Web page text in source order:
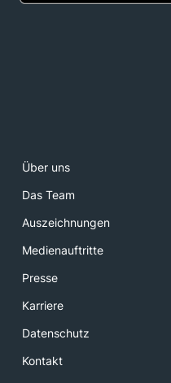
Über uns
Das Team
Auszeichnungen
Medienauftritte
Presse
Karriere
Datenschutz
Kontakt